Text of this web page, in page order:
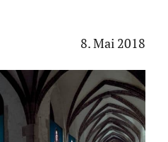
8. Mai 2018